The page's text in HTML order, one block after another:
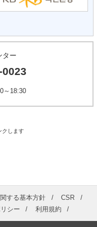
ター
～18:30
クします
する基本方針
CSR
シー 利用規約